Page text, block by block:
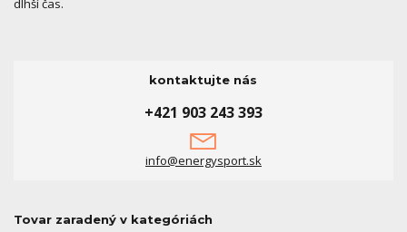
dlhší čas.
kontaktujte nás
+421 903 243 393
info@energysport.sk
Tovar zaradený v kategóriách